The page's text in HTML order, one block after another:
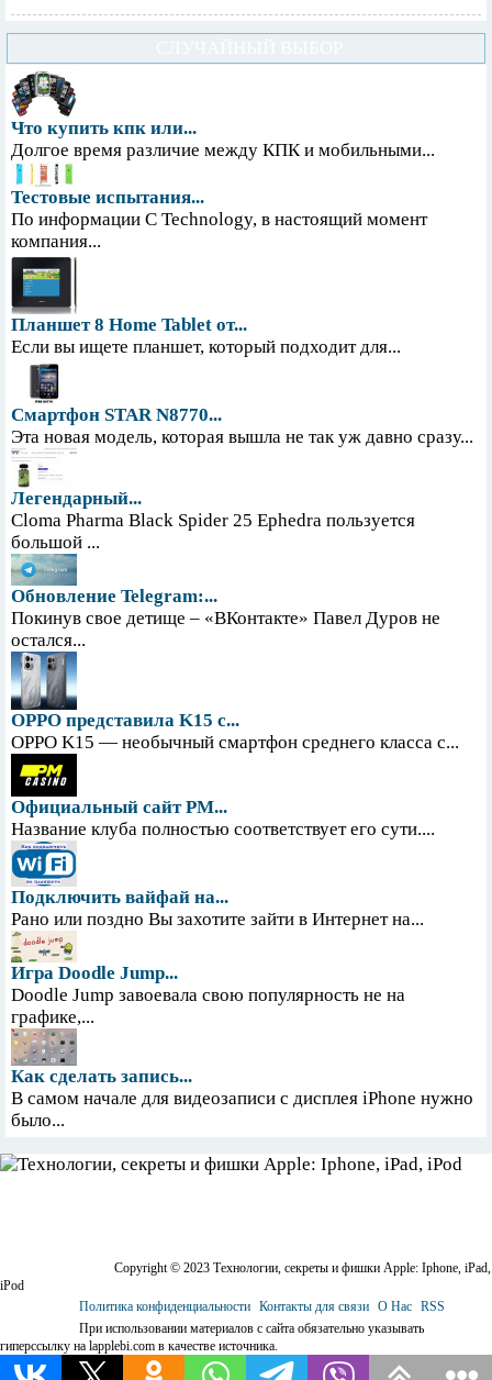
Что купить кпк или...
Долгое время различие между КПК и мобильными...
Тестовые испытания...
По информации С Technology, в настоящий момент
компания...
Планшет 8 Home Tablet от...
Если вы ищете планшет, который подходит для...
Смартфон STAR N8770...
Эта новая модель, которая вышла не так уж давно сразу...
Легендарный...
Cloma Pharma Black Spider 25 Ephedra пользуется
большой ...
Обновление Telegram:...
Покинув свое детище – «ВКонтакте» Павел Дуров не
остался...
OPPO представила K15 с...
OPPO K15 — необычный смартфон среднего класса с...
Официальный сайт PM...
Название клуба полностью соответствует его сути....
Подключить вайфай на...
Рано или поздно Вы захотите зайти в Интернет на...
Игра Doodle Jump...
Doodle Jump завоевала свою популярность не на
графике,...
Как сделать запись...
В самом начале для видеозаписи с дисплея iPhone нужно
было...
Copyright © 2023 Технологии, секреты и фишки Apple: Iphone, iPad,
iPod
Политика конфиденциальности Контакты для связи О Нас RSS
При использовании материалов с сайта обязательно указывать
гиперссылку на lapplebi.com в качестве источника.